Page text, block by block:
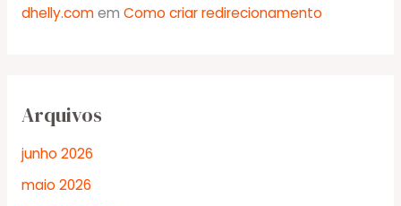
dhelly.comem Como criar redirecionamento
Arquivos
junho 2026
maio 2026